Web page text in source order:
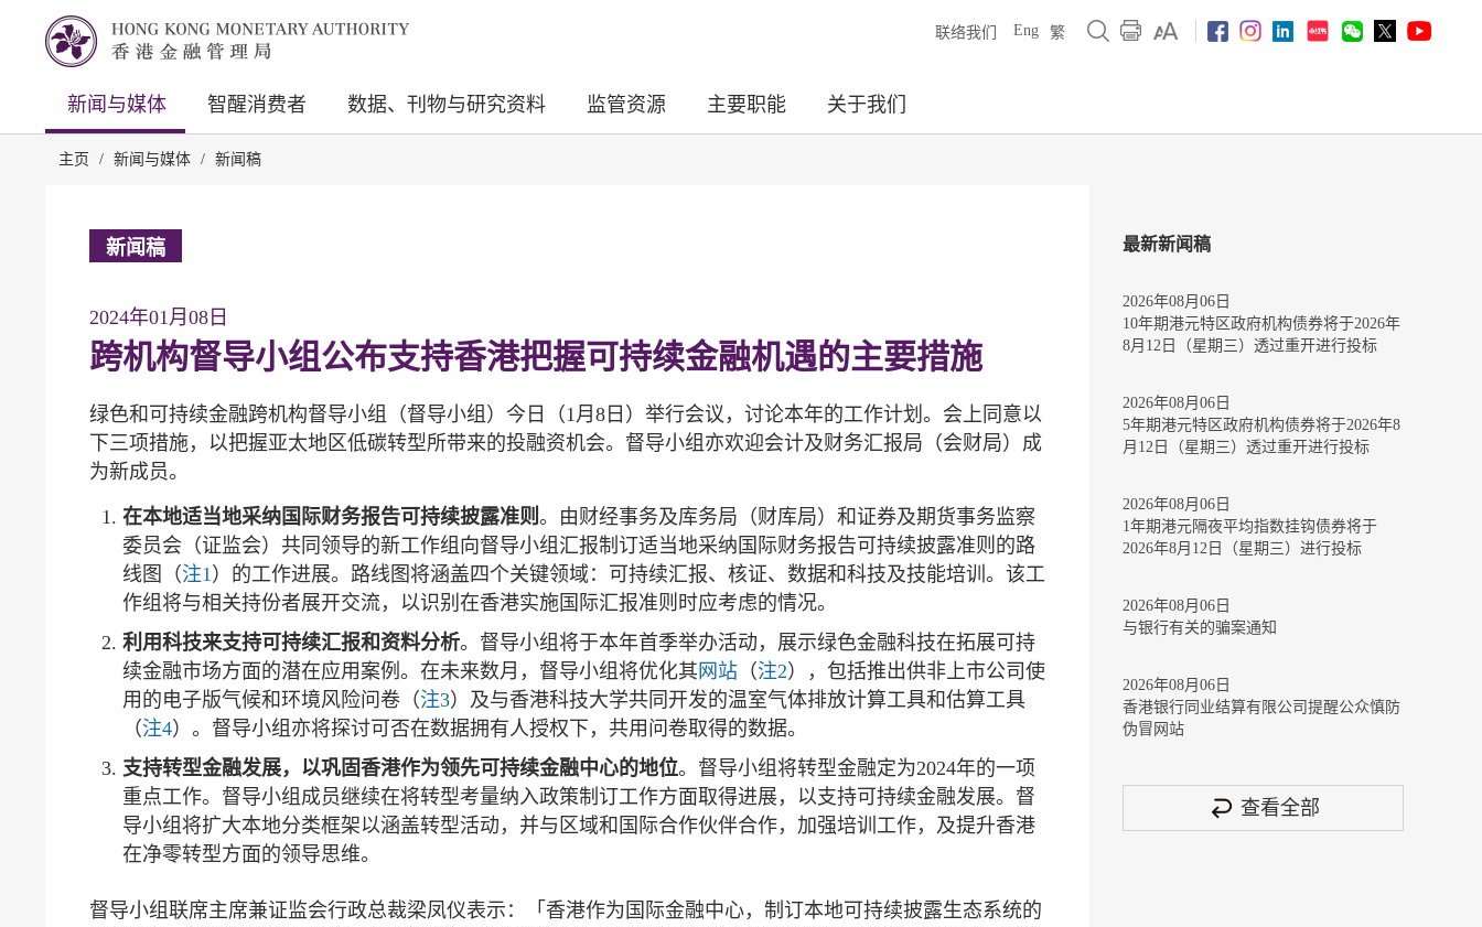
联络我们 Eng 繁
新闻与媒体 智醒消费者 数据、刊物与研究资料 监管资源 主要职能 关于我们
主页 / 新闻与媒体 / 新闻稿
新闻稿
2024年01月08日
跨机构督导小组公布支持香港把握可持续金融机遇的主要措施
绿色和可持续金融跨机构督导小组（督导小组）今日（1月8日）举行会议，讨论本年的工作计划。会上同意以
下三项措施，以把握亚太地区低碳转型所带来的投融资机会。督导小组亦欢迎会计及财务汇报局（会财局）成
为新成员。
在本地适当地采纳国际财务报告可持续披露准则 。由财经事务及库务局（财库局）和证券及期货事务监察
委员会（证监会）共同领导的新工作组向督导小组汇报制订适当地采纳国际财务报告可持续披露准则的路
线图（注1 ）的工作进展。路线图将涵盖四个关键领域：可持续汇报、核证、数据和科技及技能培训。该工
作组将与相关持份者展开交流，以识别在香港实施国际汇报准则时应考虑的情况。
利用科技来支持可持续汇报和资料分析。督导小组将于本年首季举办活动，展示绿色金融科技在拓展可持
续金融市场方面的潜在应用案例。在未来数月，督导小组将优化其 网站 （注2），包括推出供非上市公司使
用的电子版气候和环境风险问卷（注3）及与香港科技大学共同开发的温室气体排放计算工具和估算工具
（注4）。督导小组亦将探讨可否在数据拥有人授权下，共用问卷取得的数据。
支持转型金融发展，以巩固香港作为领先可持续金融中心的地位。督导小组将转型金融定为2024年的一项
重点工作。督导小组成员继续在将转型考量纳入政策制订工作方面取得进展，以支持可持续金融发展。督
导小组将扩大本地分类框架以涵盖转型活动，并与区域和国际合作伙伴合作，加强培训工作，及提升香港
在净零转型方面的领导思维。
督导小组联席主席兼证监会行政总裁梁凤仪表示：「香港作为国际金融中心，制订本地可持续披露生态系统的
最新新闻稿
2026年08月06日
10年期港元特区政府机构债券将于2026年
8月12日（星期三）透过重开进行投标
2026年08月06日
5年期港元特区政府机构债券将于2026年8
月12日（星期三）透过重开进行投标
2026年08月06日
1年期港元隔夜平均指数挂钩债券将于
2026年8月12日（星期三）进行投标
2026年08月06日
与银行有关的骗案通知
2026年08月06日
香港银行同业结算有限公司提醒公众慎防
伪冒网站
查看全部